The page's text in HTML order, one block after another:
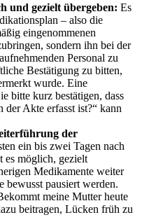
und gezielt übergeben: Es
– also die
eingenommenen
sondern ihn bei der
Personal zu
Bestätigung zu bitten,
wurde. Eine
bitte kurz bestätigen, dass
Akte erfasst ist?“ kann
der
ein bis zwei Tagen nach
es möglich, gezielt
Medikamente weiter
bewusst pausiert werden.
meine Mutter heute
beitragen, Lücken früh zu